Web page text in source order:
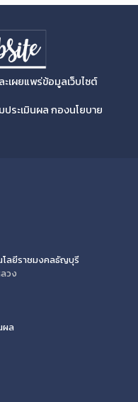
เผยแพร่ข้อมูลเว็บไซต์
ระเมินผล กองนโยบาย
โลยีราชมงคลธัญบุรี
วง
ผล